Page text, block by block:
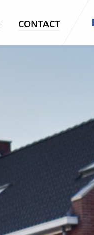
CONTACT